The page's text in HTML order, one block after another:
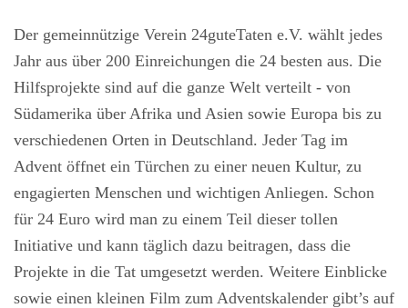
Der gemeinnützige Verein 24guteTaten e.V. wählt jedes
Jahr aus über 200 Einreichungen die 24 besten aus. Die
Hilfsprojekte sind auf die ganze Welt verteilt - von
Südamerika über Afrika und Asien sowie Europa bis zu
verschiedenen Orten in Deutschland. Jeder Tag im
Advent öffnet ein Türchen zu einer neuen Kultur, zu
engagierten Menschen und wichtigen Anliegen. Schon
für 24 Euro wird man zu einem Teil dieser tollen
Initiative und kann täglich dazu beitragen, dass die
Projekte in die Tat umgesetzt werden. Weitere Einblicke
sowie einen kleinen Film zum Adventskalender gibt’s auf